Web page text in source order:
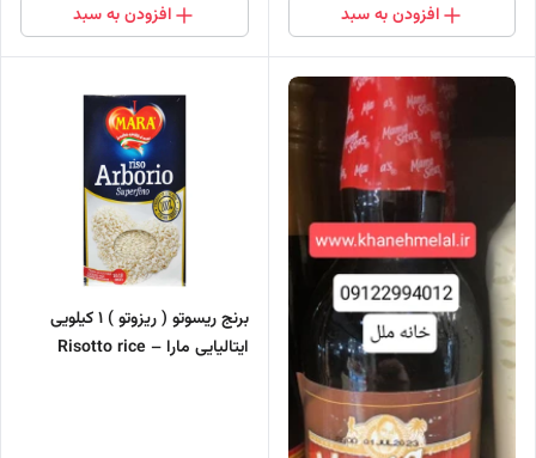
افزودن به سبد افزودن به سبد
برنج ریسوتو ( ریزوتو ) ۱ کیلویی
ایتالیایی مارا – Risotto rice